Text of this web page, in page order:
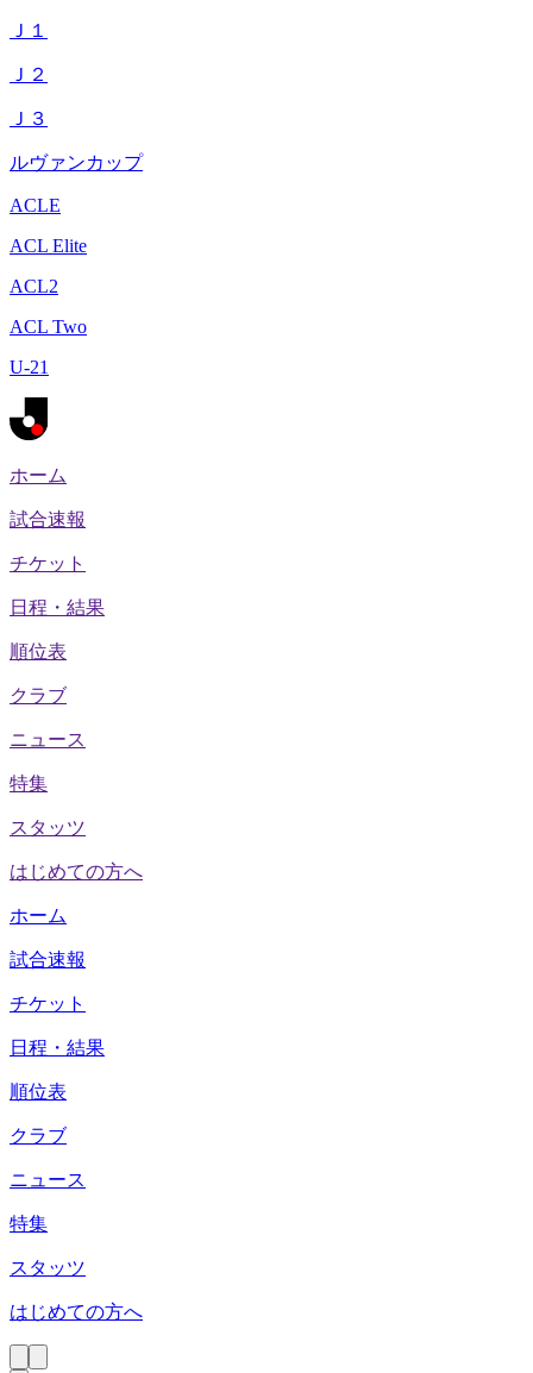
Ｊ１
Ｊ２
Ｊ３
ルヴァンカップ
ACLE
ACL Elite
ACL2
ACL Two
U-21
ホーム
試合速報
チケット
日程・結果
順位表
クラブ
ニュース
特集
スタッツ
はじめての方へ
ホーム
試合速報
チケット
日程・結果
順位表
クラブ
ニュース
特集
スタッツ
はじめての方へ